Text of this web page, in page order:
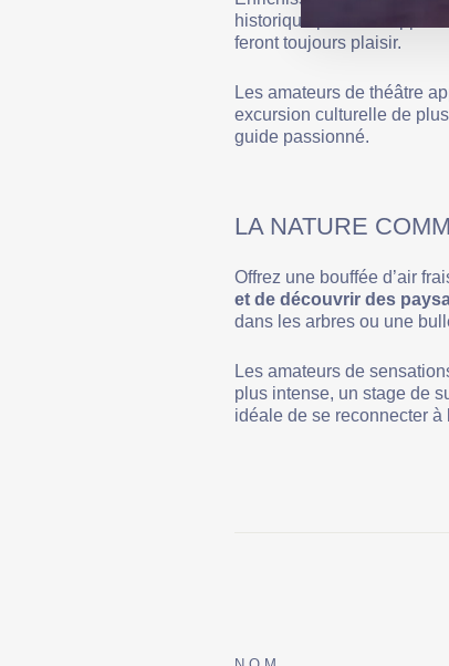
historique permet
feront toujours plaisir.
Les amateurs de théâtre
excursion culturelle de
guide passionné.
LA NATURE
Offrez une bouffée d’air
et de découvrir des
dans les arbres ou une
Les amateurs de
plus intense, un stage de
idéale de se reconnecter à